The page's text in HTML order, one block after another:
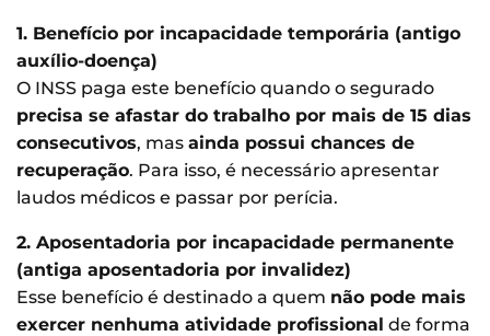
1. Benefício por incapacidade temporária (antigo
auxílio-doença)
O INSS paga este benefício quando o segurado
precisa se afastar do trabalho por mais de 15 dias
consecutivos, mas ainda possui chances de
recuperação. Para isso, é necessário apresentar
laudos médicos e passar por perícia.
2. Aposentadoria por incapacidade permanente
(antiga aposentadoria por invalidez)
Esse benefício é destinado a quem não pode mais
exercer nenhuma atividade profissional de forma